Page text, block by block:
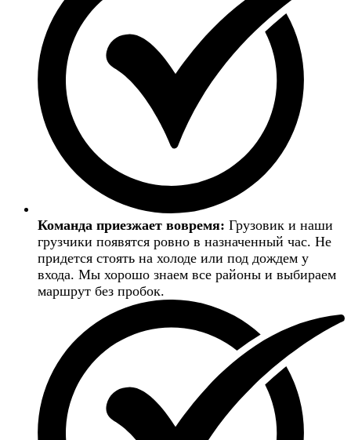
Команда приезжает вовремя: Грузовик и наши
грузчики появятся ровно в назначенный час. Не
придется стоять на холоде или под дождем у
входа. Мы хорошо знаем все районы и выбираем
маршрут без пробок.